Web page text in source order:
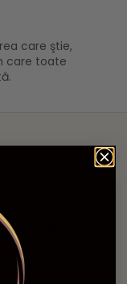
care ştie,
care toate
Zodiacală –
Balanță
75,00